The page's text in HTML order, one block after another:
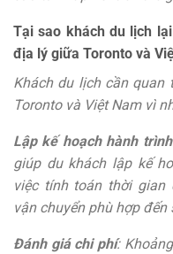
Tại sao khách du lịch
địa lý giữa Toronto và
Khách du lịch cần
Toronto và Việt Nam vì
Lập kế hoạch hành trình
giúp du khách lập kế
việc tính toán thời gian
vận chuyển phù hợp
Đánh giá chi phí: